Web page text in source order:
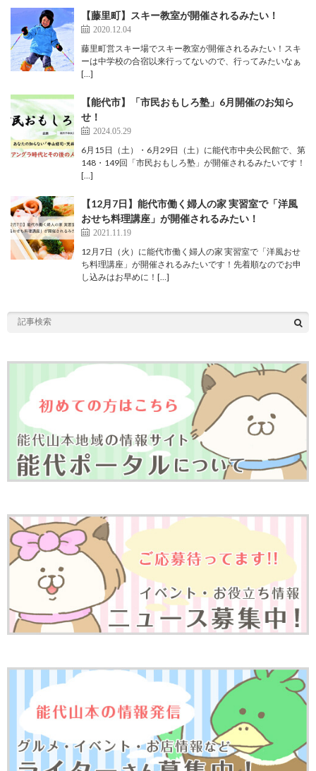
【藤里町】スキー教室が開催されるみたい！
2020.12.04
藤里町営スキー場でスキー教室が開催されるみたい！スキ
ーは中学校の合宿以来行ってないので、行ってみたいなぁ
[…]
【能代市】「市民おもしろ塾」6月開催のお知ら
せ！
2024.05.29
6月15日（土）・6月29日（土）に能代市中央公民館で、第
148・149回「市民おもしろ塾」が開催されるみたいです！
[…]
【12月7日】能代市働く婦人の家 実習室で「洋風
おせち料理講座」が開催されるみたい！
2021.11.19
12月7日（火）に能代市働く婦人の家 実習室で「洋風おせ
ち料理講座」が開催されるみたいです！先着順なのでお申
し込みはお早めに！[…]